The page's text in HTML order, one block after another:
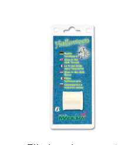
options
peuvent
être
choisies
sur
la